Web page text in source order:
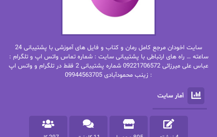
بهاره.م
بیتا فرخی
پاتریشیا ویلسون پرتو فرهمند
پرستو اسحقی
پرستو مهاجر
پرهام رسولی
سایت اخودان مرجع کامل رمان و کتاب و فایل های آموزشی با پشتیبانی 24
ساعته … راه های ارتباطی با پشتیبانی سایت : شماره تماس واتس اپ و تلگرام :
عباس علی میرزائی 09221706572 شماره پشتیبانی 2 فقط در تلگرام و واتس اپ
: زینب محمودآبادی 09944563705
آمار سایت